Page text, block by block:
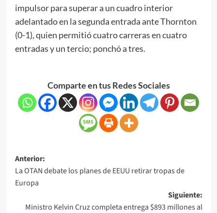
impulsor para superar a un cuadro interior
adelantado en la segunda entrada ante Thornton
(0-1), quien permitió cuatro carreras en cuatro
entradas y un tercio; ponchó a tres.
Comparte en tus Redes Sociales
Anterior:
La OTAN debate los planes de EEUU retirar tropas de
Europa
Siguiente:
Ministro Kelvin Cruz completa entrega $893 millones al